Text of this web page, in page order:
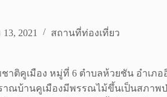
2021 สถานที่ท่องเที่ยว
าติคูเมือง หมู่ที่ 6 ตำบลห้วยชัน อำเ
าณบ้านคูเมืองมีพรรณไม้ขึ้นเป็นสภา